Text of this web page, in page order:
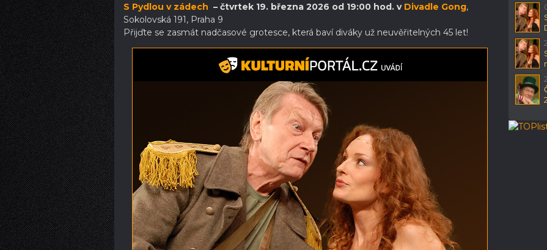
S Pydlou v zádech – čtvrtek 19. března 2026 od 19:00 hod. v Divadle Gong,
Sokolovská 191, Praha 9
Přijďte se zasmát nadčasové grotesce, která baví diváky už neuvěřitelných 45 let!